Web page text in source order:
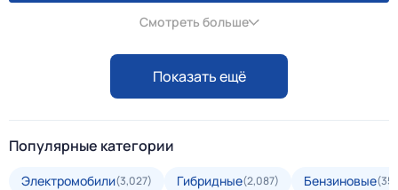
Смотреть больше
Показать ещё
Популярные категории
Электромобили(3,027) Гибридные(2,087) Бензиновые